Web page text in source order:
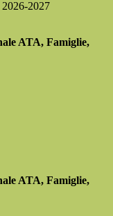
2027
ATA, Famiglie,
ATA, Famiglie,